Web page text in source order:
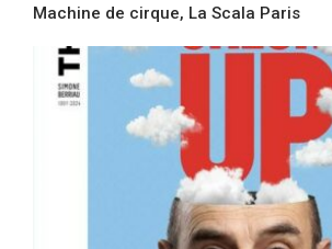
Machine de cirque, La Scala Paris